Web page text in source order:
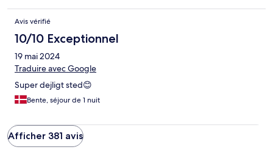
Avis vérifié
10/10 Exceptionnel
19 mai 2024
Traduire avec Google
Super dejligt sted😊
Bente, séjour de 1 nuit
Afficher 381 avis